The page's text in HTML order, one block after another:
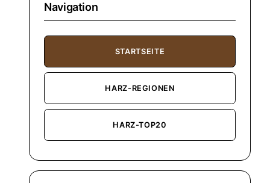
Navigation
STARTSEITE
HARZ-REGIONEN
HARZ-TOP20